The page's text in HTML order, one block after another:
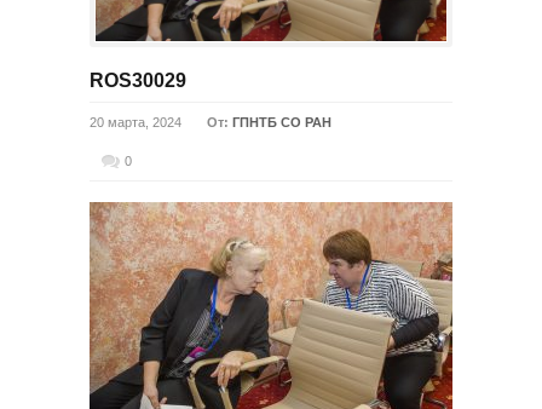
ROS30029
20 марта, 2024 От: ГПНТБ СО РАН
0